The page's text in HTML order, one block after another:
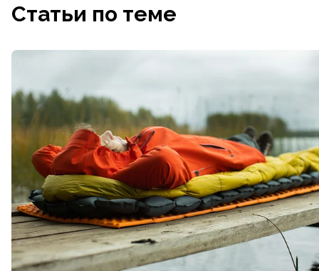
Статьи по теме